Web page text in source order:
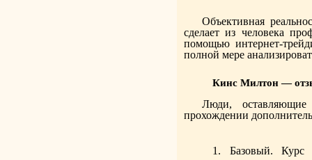
Объективная
сделает из человека
помощью интернет-
полной мере
Кинс Милтон —
Люди,
прохождении
Базовый. Курс